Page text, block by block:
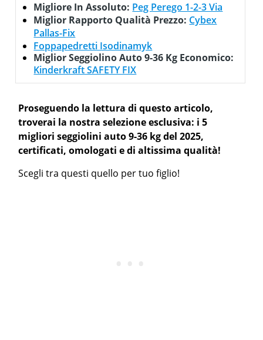
Migliore In Assoluto: Peg Perego 1-2-3 Via
Miglior Rapporto Qualità Prezzo: Cybex
Pallas-Fix
Foppapedretti Isodinamyk
Miglior Seggiolino Auto 9-36 Kg Economico:
Kinderkraft SAFETY FIX
Proseguendo la lettura di questo articolo,
troverai la nostra selezione esclusiva: i 5
migliori seggiolini auto 9-36 kg del 2025,
certificati, omologati e di altissima qualità!
Scegli tra questi quello per tuo figlio!